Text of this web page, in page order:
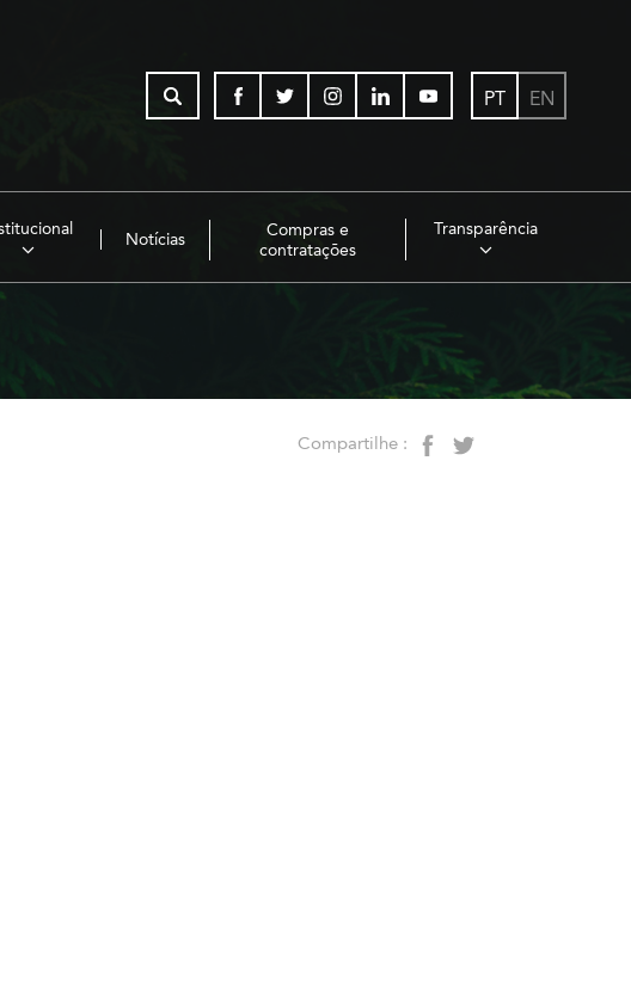
PT EN
Notícias
Compras e
contratações
Transparência
Compartilhe :